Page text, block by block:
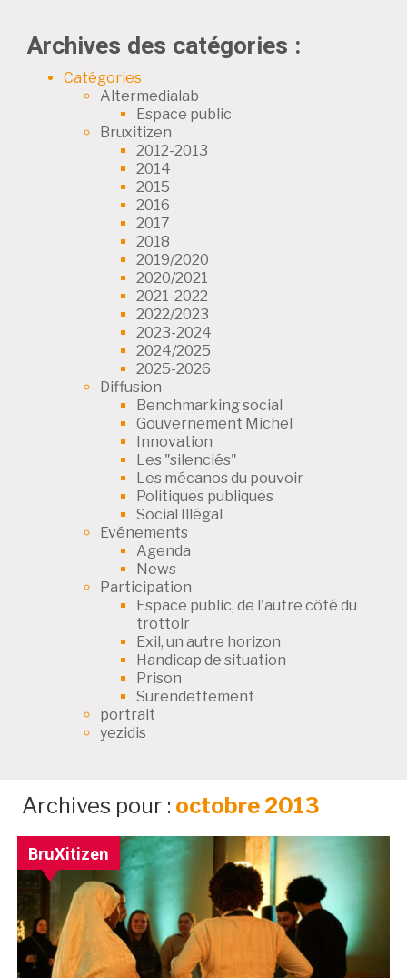
Archives des catégories :
Catégories
Altermedialab
Espace public
Bruxitizen
2012-2013
2014
2015
2016
2017
2018
2019/2020
2020/2021
2021-2022
2022/2023
2023-2024
2024/2025
2025-2026
Diffusion
Benchmarking social
Gouvernement Michel
Innovation
Les "silenciés"
Les mécanos du pouvoir
Politiques publiques
Social Illégal
Evénements
Agenda
News
Participation
Espace public, de l'autre côté du
trottoir
Exil, un autre horizon
Handicap de situation
Prison
Surendettement
portrait
yezidis
Archives pour : octobre 2013
BruXitizen